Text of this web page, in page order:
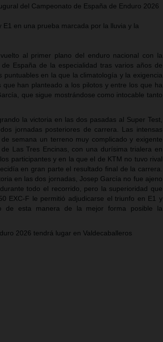
del Campeonato de España de Enduro 2026
en una prueba marcada por la lluvia y la
al primer plano del enduro nacional con la
España de la especialidad tras varios años de
en la que la climatología y la exigencia
han planteado a los pilotos y entre los que ha
que sigue mostrándose como intocable tanto
la victoria en las dos pasadas al Super Test,
jornadas posteriores de carrera. Las intensas
semana un terreno muy complicado y exigente
Las Tres Encinas, con una durísima trialera en
participantes y en la que el de KTM no tuvo rival
en gran parte el resultado final de la carrera.
en las dos jornadas, Josep García no fue ajeno
todo el recorrido, pero la superioridad que
EXC-F le permitió adjudicarse el triunfo en E1 y
de esta manera de la mejor forma posible la
2026 tendrá lugar en Valdecaballeros